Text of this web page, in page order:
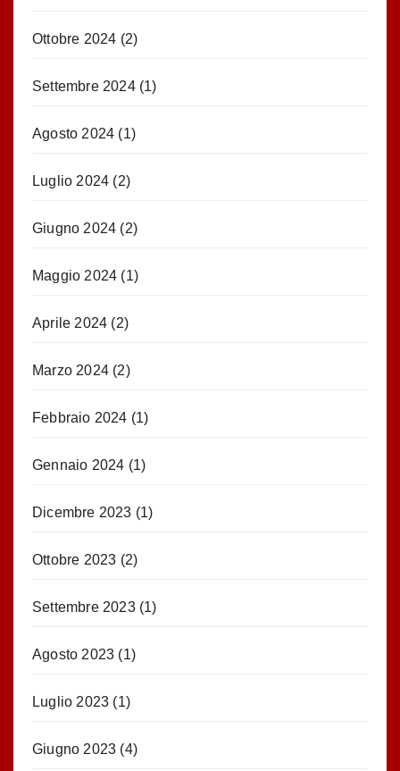
Ottobre 2024 (2)
Settembre 2024(1)
Agosto 2024 (1)
Luglio 2024 (2)
Giugno 2024 (2)
Maggio 2024 (1)
Aprile 2024 (2)
Marzo 2024 (2)
Febbraio 2024 (1)
Gennaio 2024 (1)
Dicembre 2023 (1)
Ottobre 2023 (2)
Settembre 2023(1)
Agosto 2023 (1)
Luglio 2023 (1)
Giugno 2023 (4)